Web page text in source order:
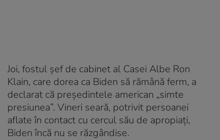
Joi, fostul şef de cabinet al Casei Albe Ron
Klain, care dorea ca Biden să rămână ferm, a
declarat că președintele american „simte
presiunea”. Vineri seară, potrivit persoanei
aflate în contact cu cercul său de apropiaţi,
Biden încă nu se răzgândise.